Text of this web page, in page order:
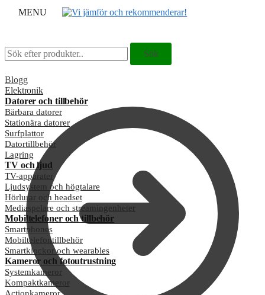
MENU
Sök
efter:
Sök
Blogg
Sök
efter:
Sök
Elektronik
Datorer och tillbehör
Bärbara datorer
Stationära datorer
Surfplattor
Datortillbehör
Lagring
TV och ljud
TV-apparater
Ljudsystem och högtalare
Hörlurar och headset
Mediaspelare och streamingenheter
Mobiltelefoner och tillbehör
Smartphones
Mobiltelefontillbehör
Smartklockor och wearables
Kameror och fotoutrustning
Systemkameror
Kompaktkameror
Actionkameror